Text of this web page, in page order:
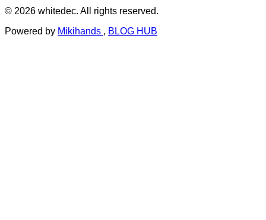
© 2026 whitedec. All rights reserved.
Powered by Mikihands , BLOG HUB